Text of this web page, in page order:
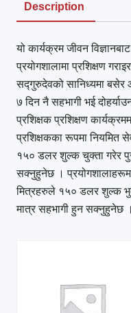
Description
यो कार्यक्रम जीवन
प्रयोगशालामा प्रशिक्षण
सद्गुरुदेवको सानिध्यमा बसेर
७ दिन नै सहभागी भई
प्रशिक्षक प्रशिक्षण
प्रशिक्षकका रूपमा नियमित
१५० डलर शुल्क चुक्ता गरेर
सक्नुहुनेछ ।
मित्रहरुले १५० डलर शुल्क
मात्र सहभागी हुन सक्नुहुनेछ ।